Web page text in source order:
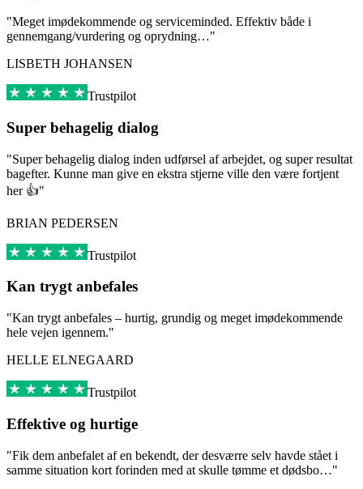
"Meget imødekommende og serviceminded. Effektiv både i
gennemgang/vurdering og oprydning…"
LISBETH JOHANSEN
Trustpilot
Super behagelig dialog
"Super behagelig dialog inden udførsel af arbejdet, og super resultat
bagefter. Kunne man give en ekstra stjerne ville den være fortjent
her 👍"
BRIAN PEDERSEN
Trustpilot
Kan trygt anbefales
"Kan trygt anbefales – hurtig, grundig og meget imødekommende
hele vejen igennem."
HELLE ELNEGAARD
Trustpilot
Effektive og hurtige
"Fik dem anbefalet af en bekendt, der desværre selv havde stået i
samme situation kort forinden med at skulle tømme et dødsbo…"